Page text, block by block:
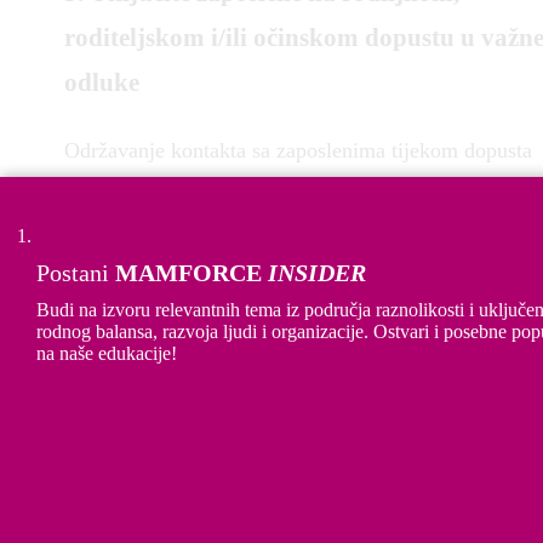
roditeljskom i/ili očinskom dopustu u važne
odluke
Održavanje kontakta sa zaposlenima tijekom dopusta
važnim novostima ili promjenama u timu. Uzmite ih u
obzir prilikom promocija ukoliko je moguće,
uzimajući u obzir njihov doprinos prije dopusta. Time
Postani MAMFORCE INSIDER
Budi na izvoru relevantnih tema iz područja raznolikosti i
rodnog balansa, razvoja ljudi i organizacije. Ostvari i posebne
na naše edukacije!